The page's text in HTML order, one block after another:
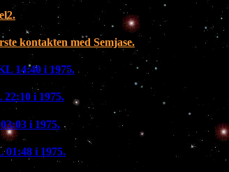
kontakten med Semjase.
14:40 i 1975.
i 1975.
i 1975.
i 1975.